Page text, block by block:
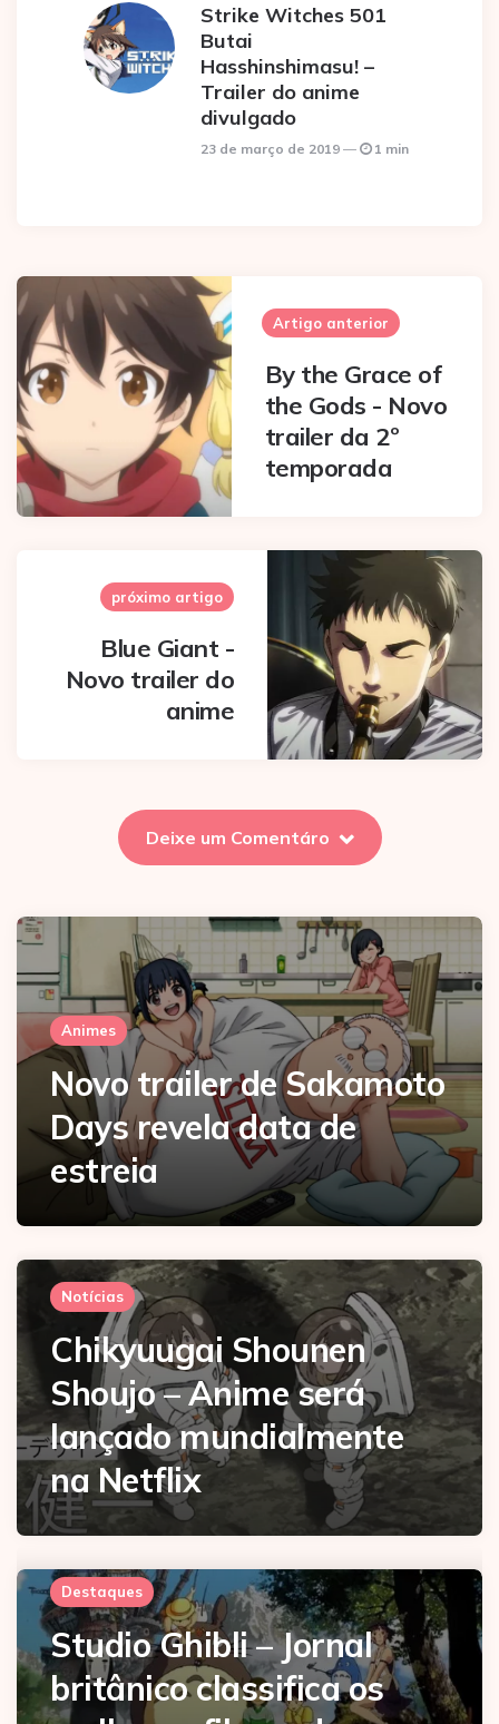
Strike Witches 501
Butai
Hasshinshimasu! –
Trailer do anime
divulgado
23 de março de 2019 1 min
Post
navigation
Artigo anterior
By the Grace of
the Gods - Novo
trailer da 2º
temporada
próximo artigo
Blue Giant -
Novo trailer do
anime
Deixe um Comentáro
Animes
Novo trailer de Sakamoto
Days revela data de
estreia
Notícias
Chikyuugai Shounen
Shoujo – Anime será
lançado mundialmente
na Netflix
Destaques
Studio Ghibli – Jornal
britânico classifica os